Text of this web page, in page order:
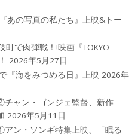
あの写真の私たち』上映&トー
町で肉弾戦！!映画『TOKYO
2026年5月27日
『海をみつめる日』上映 2026年
ャン・ゴンジェ監督、新作
2026年5月11日
ン・ソンギ特集上映、「眠る